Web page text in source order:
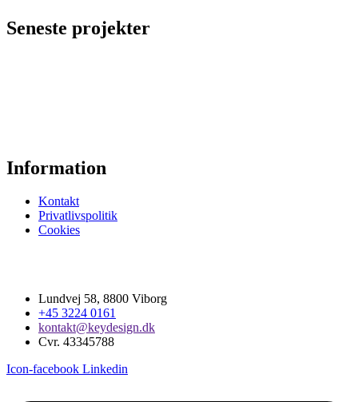
Seneste projekter
Information
Kontakt
Privatlivspolitik
Cookies
Lundvej 58, 8800 Viborg
+45 3224 0161
kontakt@keydesign.dk
Cvr. 43345788
Icon-facebook Linkedin